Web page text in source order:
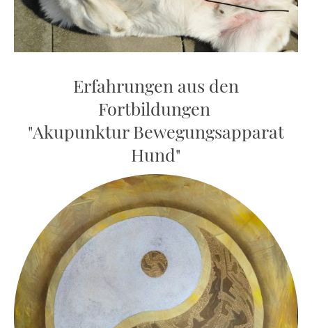
Erfahrungen aus den
Fortbildungen
"Akupunktur Bewegungsapparat
Hund"